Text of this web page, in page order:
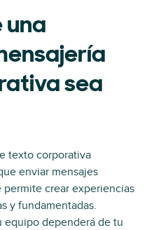
una
sea
texto corporativa
enviar mensajes
permite crear experiencias
y fundamentadas.
equipo dependerá de tu